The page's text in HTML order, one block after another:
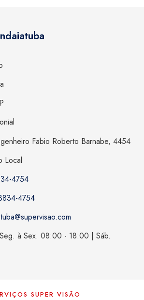
Fabio Roberto Barnabe, 4454
Local
4754
4754
Seg. à Sex. 08:00 - 18:00 | Sáb.
SUPER VISÃO